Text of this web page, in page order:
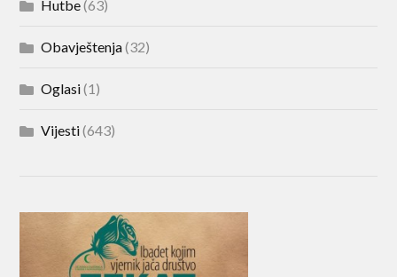
Hutbe(63)
Obavještenja(32)
Oglasi(1)
Vijesti(643)